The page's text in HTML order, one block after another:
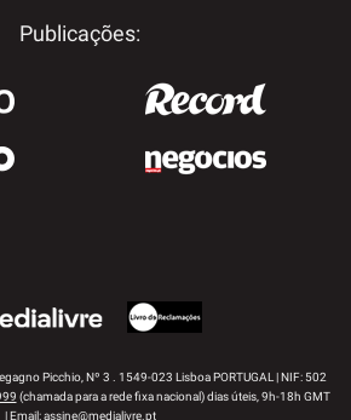
Publicações:
Picchio, Nº 3 . 1549-023 Lisboa PORTUGAL | NIF: 502
(chamada para a rede fixa nacional) dias úteis, 9h-18h GMT
| Email:assine@medialivre.pt